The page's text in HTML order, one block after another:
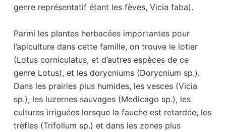
genre représentatif étant les fèves, Vicia faba).
Parmi les plantes herbacées importantes pour
l’apiculture dans cette famille, on trouve le lotier
(Lotus corniculatus, et d’autres espèces de ce
genre Lotus), et les dorycniums (Dorycnium sp.).
Dans les prairies plus humides, les vesces (Vicia
sp.), les luzernes sauvages (Medicago sp.), les
cultures irriguées lorsque la fauche est retardée, les
trèfles (Trifolium sp.) et dans les zones plus